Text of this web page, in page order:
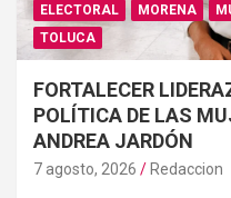
ELECTORAL MORENA
TOLUCA
FORTALECER
POLÍTICA DE LAS
ANDREA JARDÓN
7 agosto, 2026 Redaccion